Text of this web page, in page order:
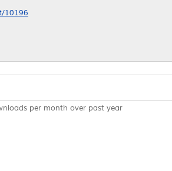
10196
per month over past year